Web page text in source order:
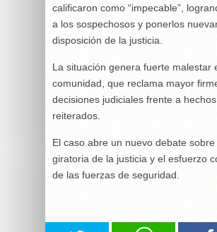
calificaron como “impecable”,
a los sospechosos y ponerlos
disposición de la justicia.
La situación genera fuerte malestar
comunidad, que reclama mayor
decisiones judiciales frente a
reiterados.
El caso abre un nuevo debate
giratoria de la justicia y el esfuerzo
de las fuerzas de seguridad.